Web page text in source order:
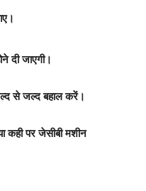
दी जाएगी।
से जल्द बहाल करें।
पर जेसीबी मशीन